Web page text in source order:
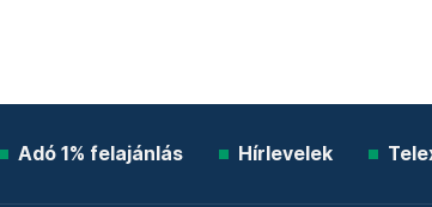
Adó 1% felajánlás Hírlevelek